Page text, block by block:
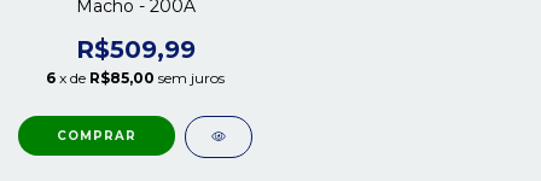
Macho - 200A
R$509,99
6 x de R$85,00 sem juros